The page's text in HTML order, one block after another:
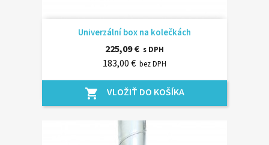
Univerzální box na kolečkách
225,09 € s DPH
183,00 € bez DPH
shopping_cart VLOŽIŤ DO KOŠÍKA